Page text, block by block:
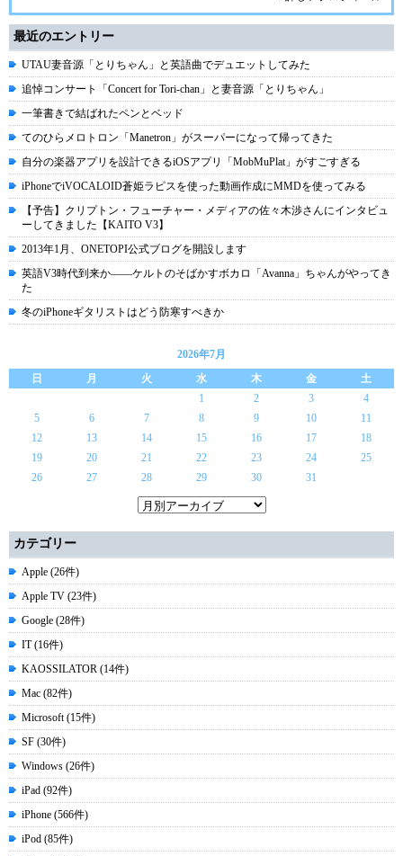
最近のエントリー
UTAU妻音源「とりちゃん」と英語曲でデュエットしてみた
追悼コンサート「Concert for Tori-chan」と妻音源「とりちゃん」
一筆書きで結ばれたペンとベッド
てのひらメロトロン「Manetron」がスーパーになって帰ってきた
自分の楽器アプリを設計できるiOSアプリ「MobMuPlat」がすごすぎる
iPhoneでiVOCALOID蒼姫ラピスを使った動画作成にMMDを使ってみる
【予告】クリプトン・フューチャー・メディアの佐々木渉さんにインタビュ
ーしてきました【KAITO V3】
2013年1月、ONETOPI公式ブログを開設します
英語V3時代到来か――ケルトのそばかすボカロ「Avanna」ちゃんがやってき
た
冬のiPhoneギタリストはどう防寒すべきか
2026年7月
日
月 火 水 木 金
土
1
2 3
4
5
6 7 8 9 10
11
12
13 14 15 16 17
18
19
20 21 22 23 24
25
26
27 28 29 30 31
カテゴリー
Apple (26件)
Apple TV (23件)
Google (28件)
IT (16件)
KAOSSILATOR (14件)
Mac (82件)
Microsoft (15件)
SF (30件)
Windows (26件)
iPad (92件)
iPhone (566件)
iPod (85件)